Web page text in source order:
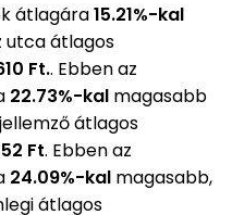
átlagára15.21%-kal
utca átlagos
Ft.. Ebben az
22.73%-kal magasabb
átlagos
Ft. Ebben az
24.09%-kal magasabb,
átlagos